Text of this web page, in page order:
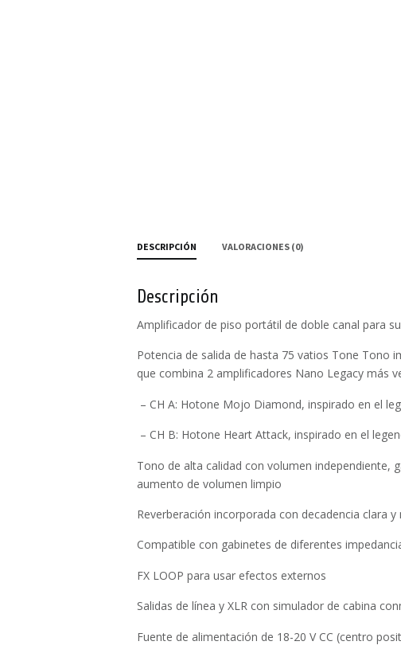
DESCRIPCIÓN VALORACIONES (0)
Descripción
Amplificador de piso portátil de doble canal para
Potencia de salida de hasta 75 vatios Tone Tono
que combina 2 amplificadores Nano Legacy más
– CH A: Hotone Mojo Diamond, inspirado en el
– CH B: Hotone Heart Attack, inspirado en el
Tono de alta calidad con volumen independiente,
aumento de volumen limpio
Reverberación incorporada con decadencia clara y
Compatible con gabinetes de diferentes
FX LOOP para usar efectos externos
Salidas de línea y XLR con simulador de cabina
Fuente de alimentación de 18-20 V CC (centro